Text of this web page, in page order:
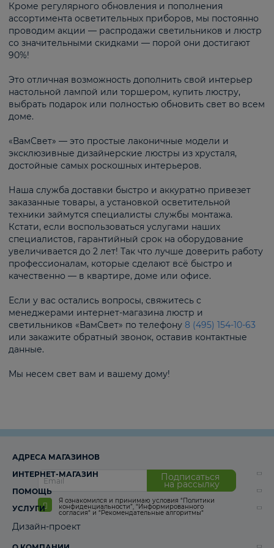
Кроме регулярного обновления и пополнения
ассортимента осветительных приборов, мы постоянно
проводим акции — распродажи светильников и люстр
со значительными скидками — порой они достигают
90%!
Это отличная возможность дополнить свой интерьер
настольной лампой или торшером, купить люстру,
выбрать подарок или полностью обновить свет во всем
доме.
«ВамСвет» — это простые лаконичные модели и
эксклюзивные дизайнерские люстры из хрусталя,
достойные самых роскошных интерьеров.
Наша служба доставки быстро и аккуратно привезет
заказанные товары, а установкой осветительной
техники займутся специалисты службы монтажа.
Кстати, если воспользоваться услугами наших
специалистов, гарантийный срок на оборудование
увеличивается до 2 лет! Так что лучше доверить работу
профессионалам, которые сделают всё быстро и
качественно — в квартире, доме или офисе.
Если у вас остались вопросы, свяжитесь с
менеджерами интернет-магазина люстр и
светильников «ВамСвет» по телефону 8 (495) 154-10-63
или закажите обратный звонок, оставив контактные
данные.
Мы несем свет вам и вашему дому!
Подписаться
на рассылку
Я ознакомился и принимаю условия “Политики
конфиденциальности”, “Информированного
согласия“ и “Рекомендательные алгоритмы“
АДРЕСА МАГАЗИНОВ
ИНТЕРНЕТ-МАГАЗИН
ПОМОЩЬ
УСЛУГИ
Дизайн-проект